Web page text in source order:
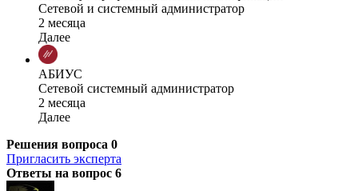
Сетевой и системный администратор
2 месяца
Далее
АБИУС
Сетевой системный администратор
2 месяца
Далее
Решения вопроса 0
Пригласить эксперта
Ответы на вопрос 6